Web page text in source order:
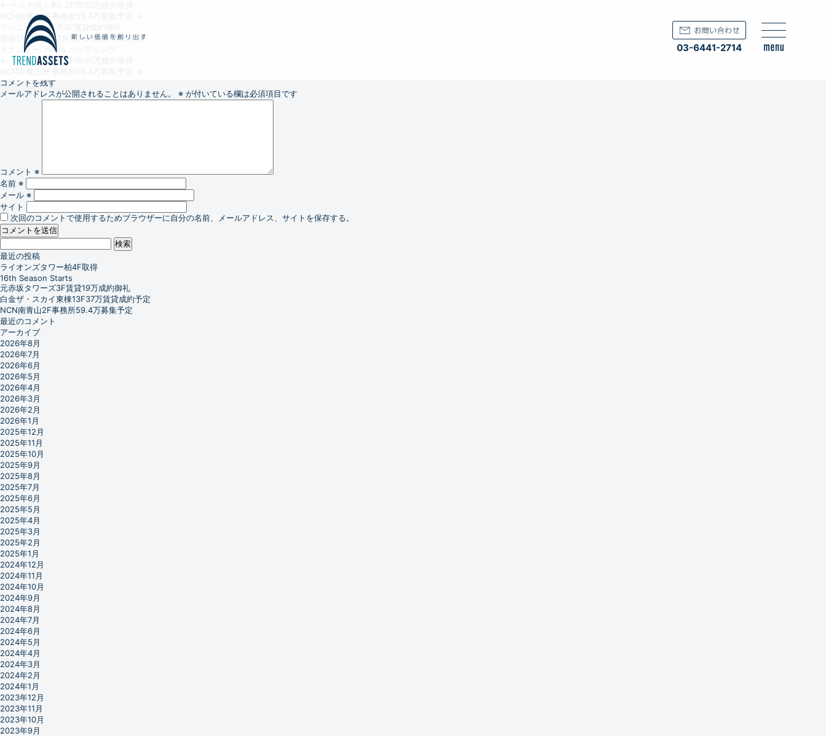
03-6441-2714
NCN南青山2F事務所59.4万募集予定
アベニール小豆沢3F賃貸成約御礼
投稿日: 2026年7月1日 作成者: 木田社長
カテゴリー:
news
ベルテ代々木Ⅱ 2F7500万媒介取得
コメントを残す
メールアドレスが公開されることはありません。
※ が付いている欄は必須項目です
コメント ※
名前 ※
メール ※
サイト
次回のコメントで使用するためブラウザーに自分の名前、メールアドレス、サイトを保存する。
検
索:
最近の投稿
ライオンズタワー柏4F取得
16th Season Starts
元赤坂タワーズ3F賃貸19万成約御礼
白金ザ・スカイ東棟13F37万賃貸成約予定
NCN南青山2F事務所59.4万募集予定
最近のコメント
アーカイブ
2026年8月
2026年7月
2026年6月
2026年5月
2026年4月
2026年3月
2026年2月
2026年1月
2025年12月
2025年11月
2025年10月
2025年9月
2025年8月
2025年7月
2025年6月
2025年5月
2025年4月
2025年3月
2025年2月
2025年1月
2024年12月
2024年11月
2024年10月
2024年9月
2024年8月
2024年7月
2024年6月
2024年5月
2024年4月
2024年3月
2024年2月
2024年1月
2023年12月
2023年11月
2023年10月
2023年9月